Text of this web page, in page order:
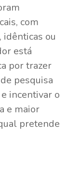
com
idênticas ou
está
por trazer
pesquisa
incentivar o
e maior
pretende